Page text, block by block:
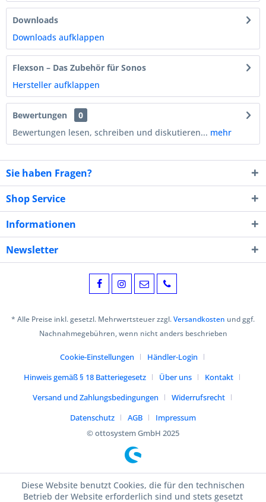
Downloads
Downloads aufklappen
Flexson – Das Zubehör für Sonos
Hersteller aufklappen
Bewertungen
0
Bewertungen lesen, schreiben und diskutieren... mehr
Sie haben Fragen?
Shop Service
Informationen
Newsletter
* Alle Preise inkl. gesetzl. Mehrwertsteuer zzgl.Versandkosten und ggf.
Nachnahmegebühren, wenn nicht anders beschrieben
Cookie-Einstellungen
Händler-Login
Hinweis gemäß § 18 Batteriegesetz
Über uns
Kontakt
Versand und Zahlungsbedingungen
Widerrufsrecht
Datenschutz
AGB
Impressum
© ottosystem GmbH 2025
Diese Website benutzt Cookies, die für den technischen
Betrieb der Website erforderlich sind und stets gesetzt